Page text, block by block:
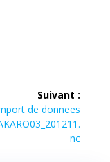
Suivant :
de donnees
nc